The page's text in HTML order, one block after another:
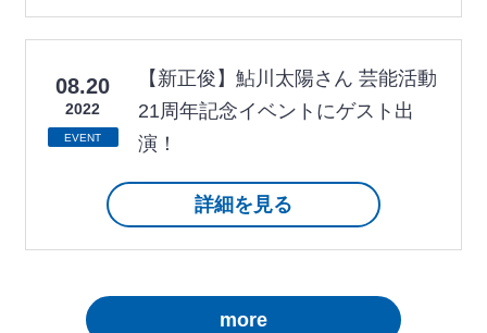
08.20
2022
EVENT
【新正俊】鮎川太陽さん 芸能活動
21周年記念イベントにゲスト出
演！
詳細を見る
more